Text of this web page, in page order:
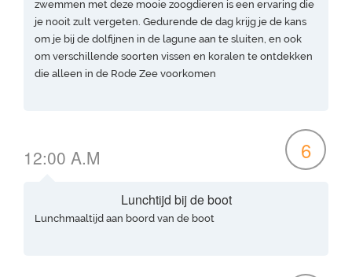
zwemmen met deze mooie zoogdieren is een ervaring die
je nooit zult vergeten. Gedurende de dag krijg je de kans
om je bij de dolfijnen in de lagune aan te sluiten, en ook
om verschillende soorten vissen en koralen te ontdekken
die alleen in de Rode Zee voorkomen
12:00 A.M 6
Lunchtijd bij de boot
Lunchmaaltijd aan boord van de boot